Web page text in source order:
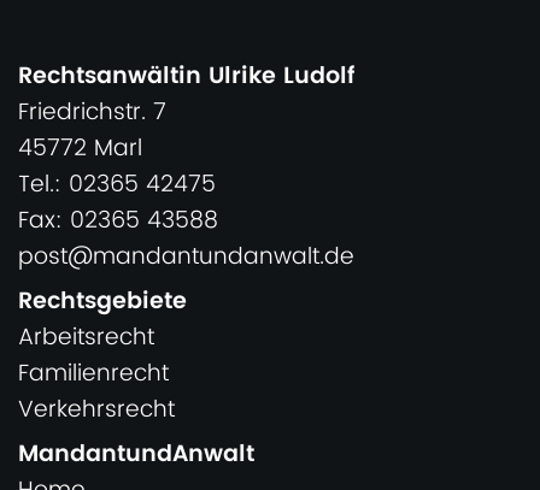
Rechtsanwältin Ulrike Ludolf
Friedrichstr. 7
45772 Marl
Tel.: 02365 42475
Fax: 02365 43588
post@mandantundanwalt.de
Rechtsgebiete
Arbeitsrecht
Familienrecht
Verkehrsrecht
MandantundAnwalt